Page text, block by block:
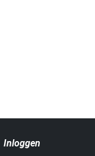
Inloggen